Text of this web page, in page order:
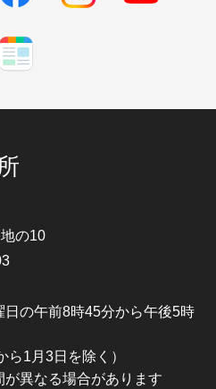
の10
日の午前8時45分から午後5時
ら1月3日を除く）
異なる場合があります